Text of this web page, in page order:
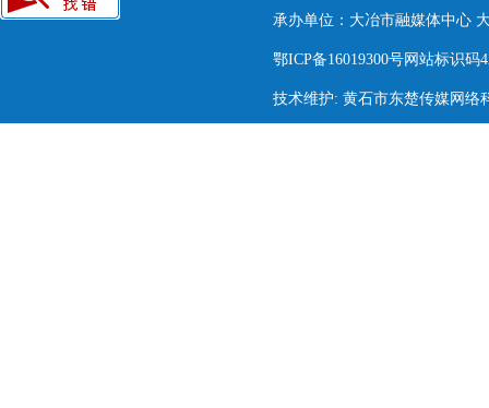
承办单位：大冶市融媒体中心
鄂ICP备16019300号网站标识码
技术维护: 黄石市东楚传媒网络